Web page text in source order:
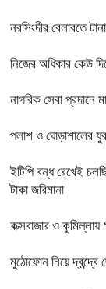
নরসিংদীর বেলাবতে
নিজের অধিকার কেউ
নাগরিক সেবা প্রদানে
পলাশ ও ঘোড়াশালের
ইটিপি বন্ধ রেখেই
টাকা জরিমানা
কক্সবাজার ও কুমিল্লায়
মুঠোফোন নিয়ে